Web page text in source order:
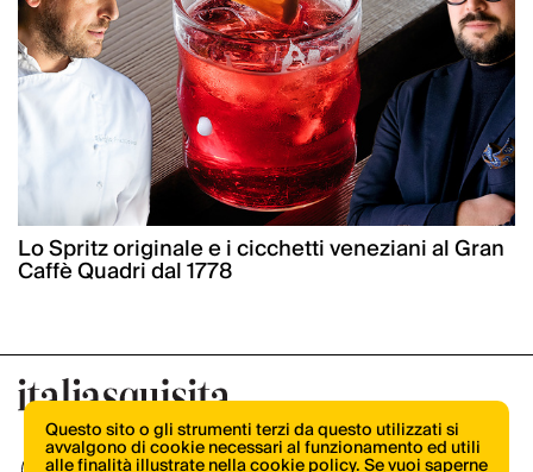
Lo Spritz originale e i cicchetti veneziani al Gran
Caffè Quadri dal 1778
Questo sito o gli strumenti terzi da questo utilizzati si
avvalgono di cookie necessari al funzionamento ed utili
alle finalità illustrate nella cookie policy. Se vuoi saperne